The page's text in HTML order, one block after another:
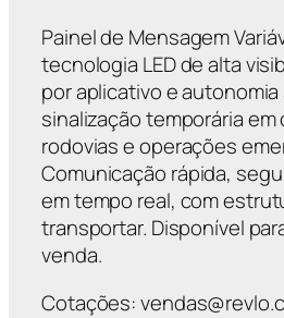
Painel de Mensagem
tecnologia LED de alta
por aplicativo e autonomia
sinalização temporária
rodovias e operações
Comunicação rápida,
em tempo real, com
transportar. Disponível
venda.
Cotações: